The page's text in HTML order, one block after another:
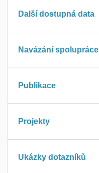
Další dostupná data
Navázání spolupráce
Publikace
Projekty
Ukázky dotazníků